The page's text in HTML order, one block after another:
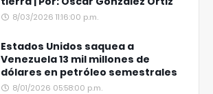
8/03/2026 11:16:00 p.m.
Estados Unidos saquea a
Venezuela 13 mil millones de
dólares en petróleo semestrales
8/01/2026 05:58:00 p.m.